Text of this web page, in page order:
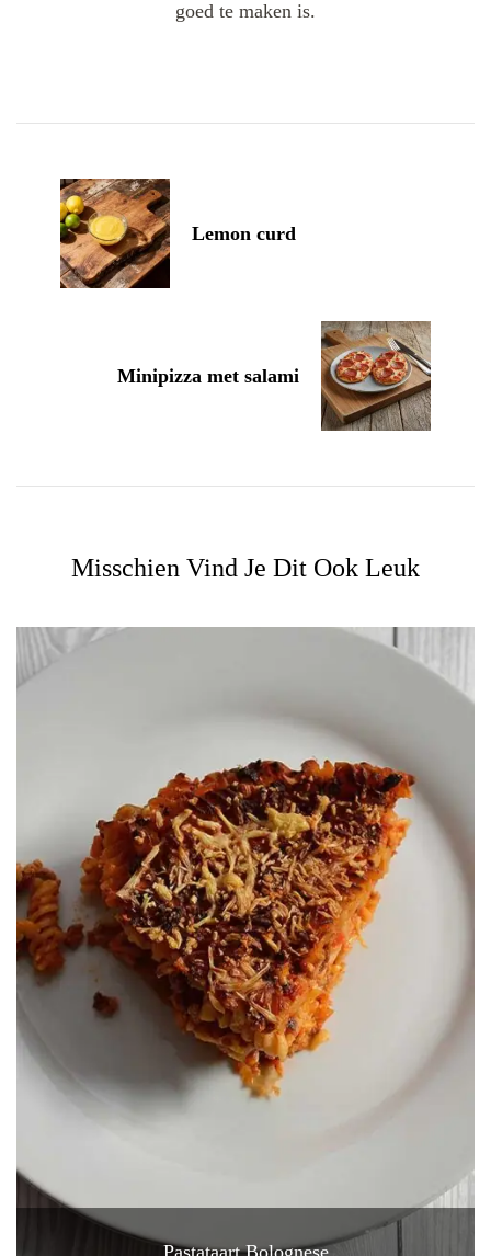
goed te maken is.
Navigation
Lemon curd
Minipizza met salami
Misschien Vind Je Dit Ook Leuk